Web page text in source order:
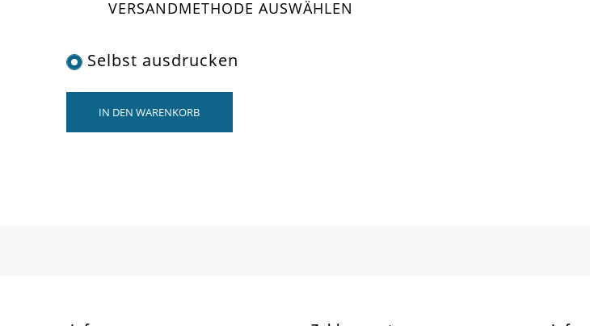
VERSANDMETHODE AUSWÄHLEN
Selbst ausdrucken
IN DEN WARENKORB